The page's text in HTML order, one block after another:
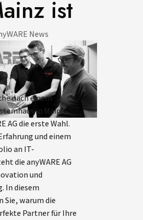
ist
News
nach einem
in Mainz
AG die erste Wahl.
und einem
an IT-
die anyWARE AG
und
In diesem
warum die
Partner für Ihre